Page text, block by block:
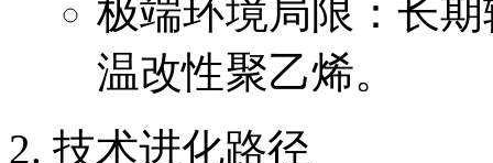
极端环境局限：长
温改性聚乙烯。
技术进化路径